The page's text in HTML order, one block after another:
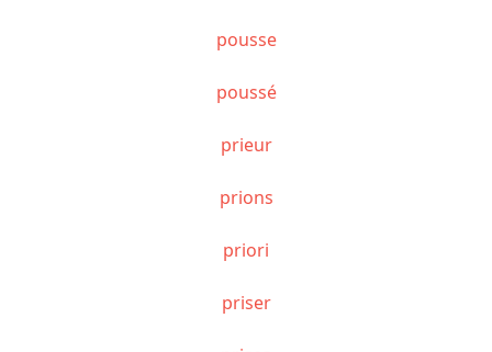
pousse
poussé
prieur
prions
priori
priser